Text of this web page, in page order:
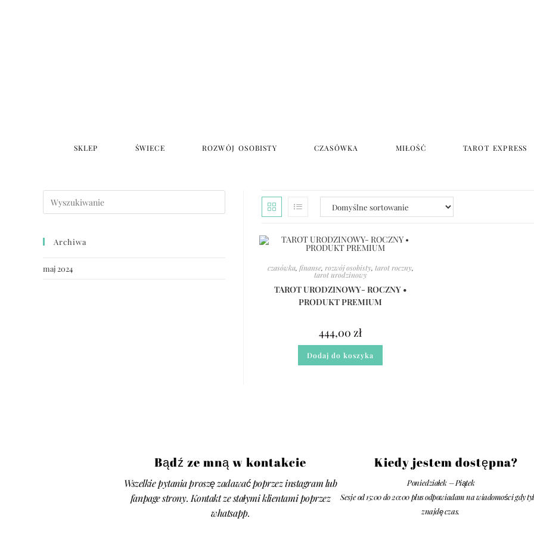
SKLEP ŚWIECE ROZWÓJ OSOBISTY CZASÓWKA MIŁOŚĆ TAROT EXPRESS
czasówka, finanse, rozwój osobisty, tarot roczny,
tarot urodzinowy
TAROT URODZINOWY- ROCZNY •
PRODUKT PREMIUM
444,00 zł
Dodaj do koszyka
Archiwa
maj 2024
Bądź ze mną w kontakcie
Wszelkie pytania proszę zadawać poprzez instagram lub
fanpage strony. Kontakt ze stałymi klientami poprzez
whatsapp.
Kiedy jestem dostępna?
Poniedziałek – Piątek
Sesje od 15:00 do 20:00 plus odpowiadam na wiadomości gdy
znajdę czas.